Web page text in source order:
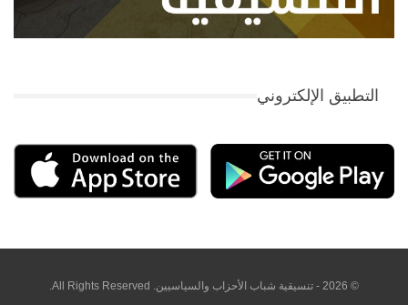
التطبيق الإلكتروني
© 2026 - تنسيقية شباب الأحزاب والسياسيين. All Rights Reserved.